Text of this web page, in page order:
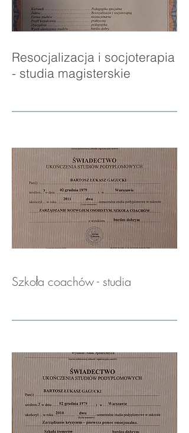
Resocjalizacja i socjoterapia
- studia magisterskie
Szkoła coachów - studia